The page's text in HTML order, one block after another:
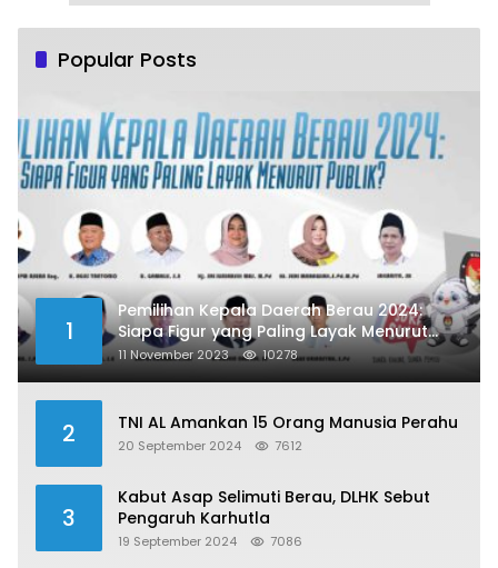
Popular Posts
1
Pemilihan Kepala Daerah Berau 2024:
Siapa Figur yang Paling Layak Menurut
Publik?
11 November 2023 10278
2 TNI AL Amankan 15 Orang Manusia Perahu
20 September 2024 7612
3
Kabut Asap Selimuti Berau, DLHK Sebut
Pengaruh Karhutla
19 September 2024 7086